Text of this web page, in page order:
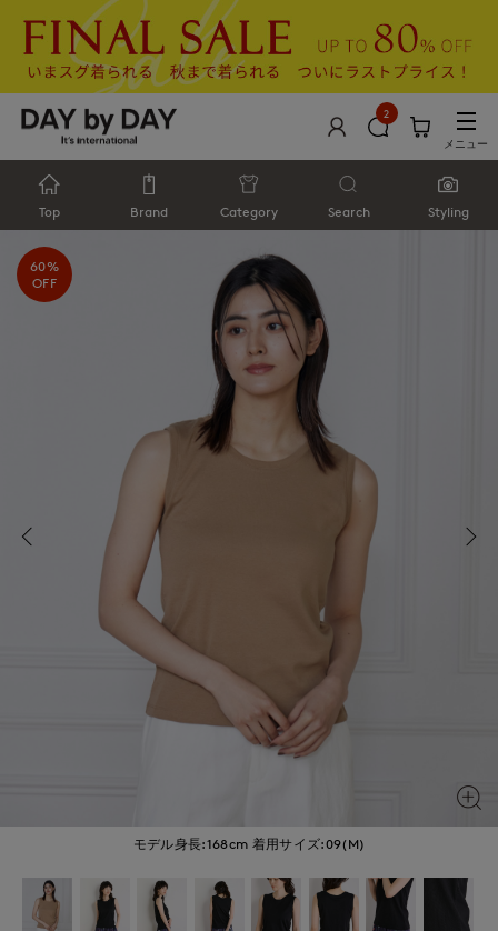
2
メニュー
Top Brand Category Search Styling
モデル身長:168cm 着用サイズ:09(M)
60%
OFF